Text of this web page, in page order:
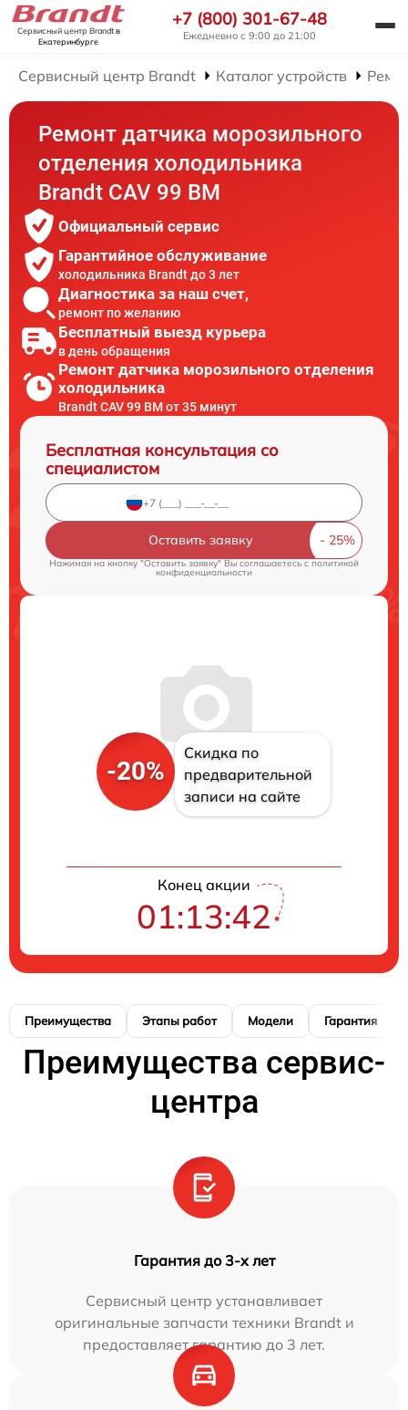
Сервисный центр Brandtв
Екатеринбурге
+7 (800) 301-67-48
Ежедневно с 9:00 до 21:00
Сервисный центр Brandt Каталог устройств
Ремонт датчика морозильного
отделения холодильника
Brandt CAV 99 BM
Официальный сервис
Гарантийное обслуживание
холодильника Brandt до 3 лет
Диагностика за наш счет,
ремонт по желанию
Бесплатный выезд курьера
в день обращения
Ремонт датчика морозильного отделения
холодильника
Brandt CAV 99 BM от 35 минут
Бесплатная консультация со
специалистом
Оставить заявку
Нажимая на кнопку "Оставить заявку" Вы соглашаетесь c политикой
конфиденциальности
-20%
Скидка по
предварительной
записи на сайте
Конец акции
01:13:41
Преимущества Этапы работ Модели Гарантия
Преимущества сервис-
центра
Гарантия до 3-х лет
Сервисный центр устанавливает
оригинальные запчасти техники Brandt и
предоставляет гарантию до 3 лет.